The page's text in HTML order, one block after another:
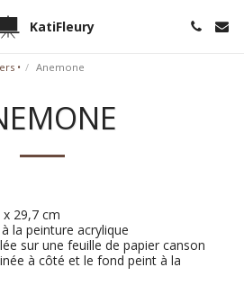
KatiFleury
• Anemone
x 29,7 cm
la peinture acrylique
sur une feuille de papier canson
à côté et le fond peint à la